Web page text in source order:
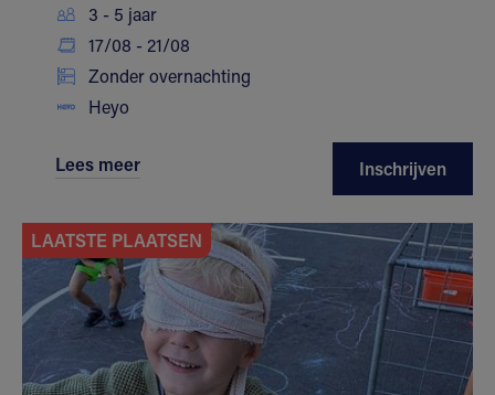
3 - 5 jaar
17/08 - 21/08
Zonder overnachting
Heyo
Lees meer Inschrijven
LAATSTE PLAATSEN